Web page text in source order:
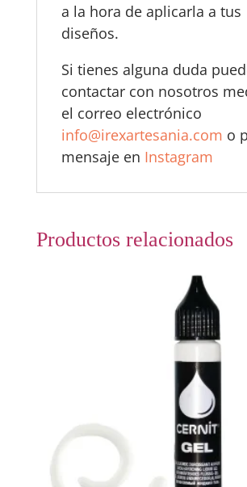
a la hora de aplicarla a tus
diseños.
Si tienes alguna duda
contactar con nosotros
el correo electrónico
info@irexartesania.com o
mensaje en Instagram
Productos relacionados